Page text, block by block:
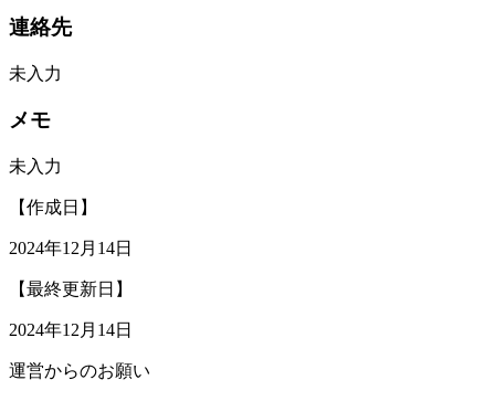
連絡先
未入力
メモ
未入力
【作成日】
2024年12月14日
【最終更新日】
2024年12月14日
運営からのお願い